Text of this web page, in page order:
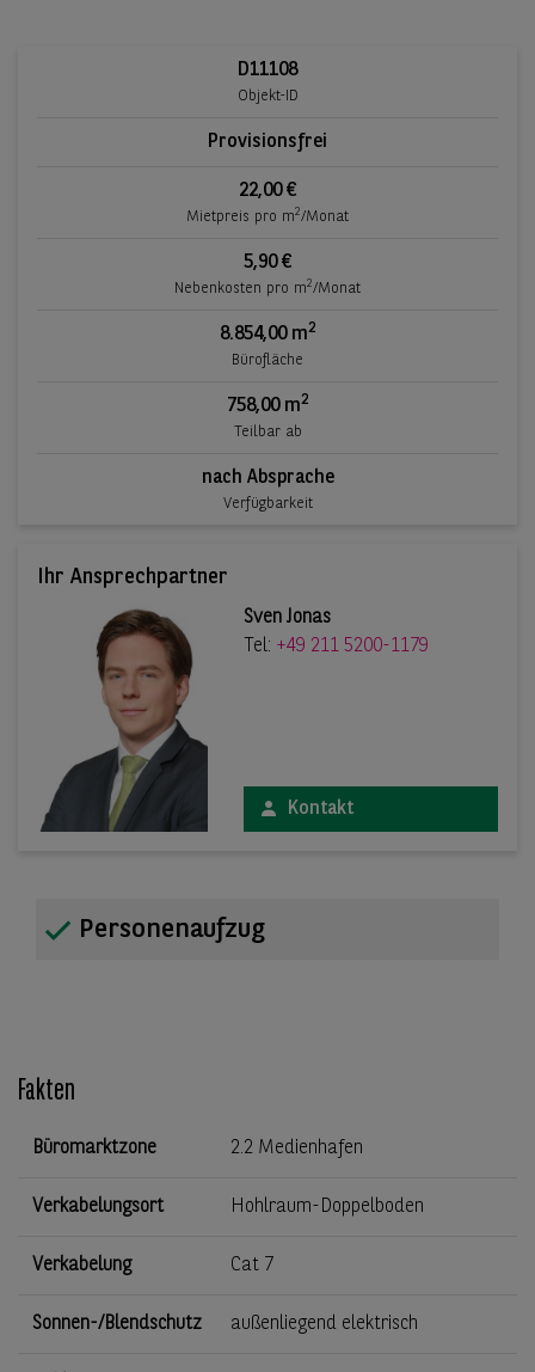
D11108
Objekt-ID
Provisionsfrei
22,00 €
Mietpreis pro m2/Monat
5,90 €
Nebenkosten pro m2/Monat
8.854,00 m2
Bürofläche
758,00 m2
Teilbar ab
nach Absprache
Verfügbarkeit
Ihr Ansprechpartner
Sven Jonas
Tel: +49 211 5200-1179
Kontakt
Personenaufzug
Fakten
Büromarktzone 2.2 Medienhafen
Verkabelungsort Hohlraum-Doppelboden
Verkabelung Cat 7
Sonnen-/Blendschutz außenliegend elektrisch